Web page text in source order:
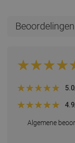
Beoordelingen
Algemene
5.0
4.9